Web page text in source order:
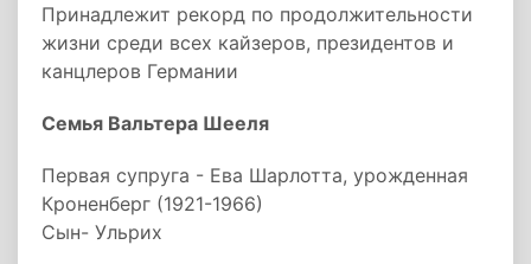
Принадлежит рекорд по продолжительности
жизни среди всех кайзеров, президентов и
канцлеров Германии
Семья Вальтера Шееля
Первая супруга - Ева Шарлотта, урожденная
Кроненберг (1921-1966)
Сын- Ульрих